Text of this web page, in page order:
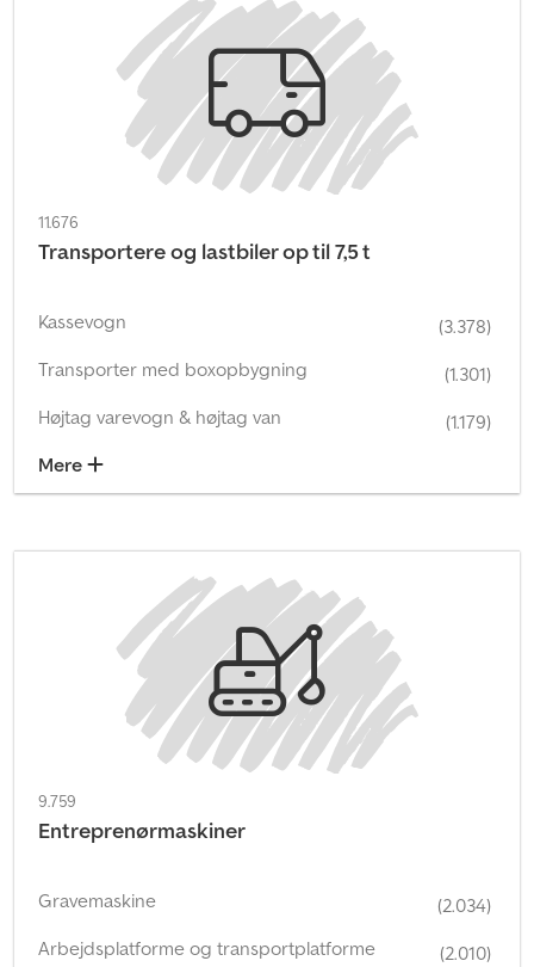
11.676
Transportere og lastbiler op til 7,5 t
Kassevogn
(3.378)
Transporter med boxopbygning
(1.301)
Højtag varevogn & højtag van
(1.179)
Mere
9.759
Entreprenørmaskiner
Gravemaskine
(2.034)
Arbejdsplatforme og transportplatforme
(2.010)